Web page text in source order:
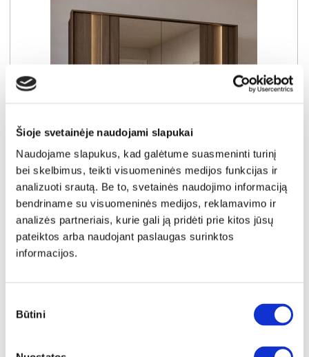
Šioje svetainėje naudojami slapukai
Naudojame slapukus, kad galėtume suasmeninti turinį
bei skelbimus, teikti visuomeninės medijos funkcijas ir
analizuoti srautą. Be to, svetainės naudojimo informaciją
bendriname su visuomeninės medijos, reklamavimo ir
analizės partneriais, kurie gali ją pridėti prie kitos jūsų
pateiktos arba naudojant paslaugas surinktos
informacijos.
pasirinkimas
Būtini
NAUJIENA YRA SANDĖLYJE
AMARO E spinta
Išmatavimai: A: 210cm P:223cm G:60cm